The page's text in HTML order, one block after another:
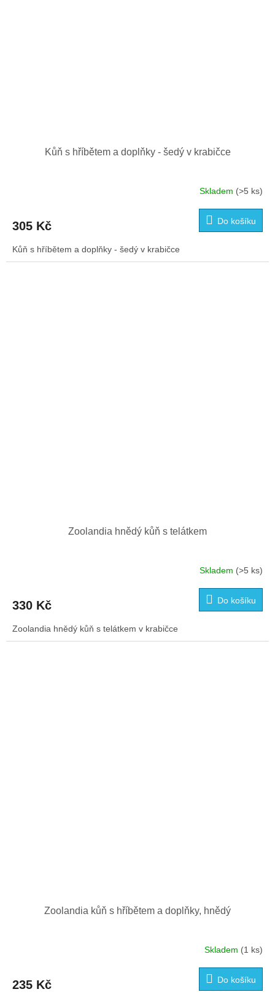
Kůň s hříbětem a doplňky - šedý v krabičce
Skladem (>5 ks)
305 Kč Do košíku
Kůň s hříbětem a doplňky - šedý v krabičce
Zoolandia hnědý kůň s telátkem
Skladem (>5 ks)
330 Kč Do košíku
Zoolandia hnědý kůň s telátkem v krabičce
Zoolandia kůň s hříbětem a doplňky, hnědý
Skladem (1 ks)
235 Kč Do košíku